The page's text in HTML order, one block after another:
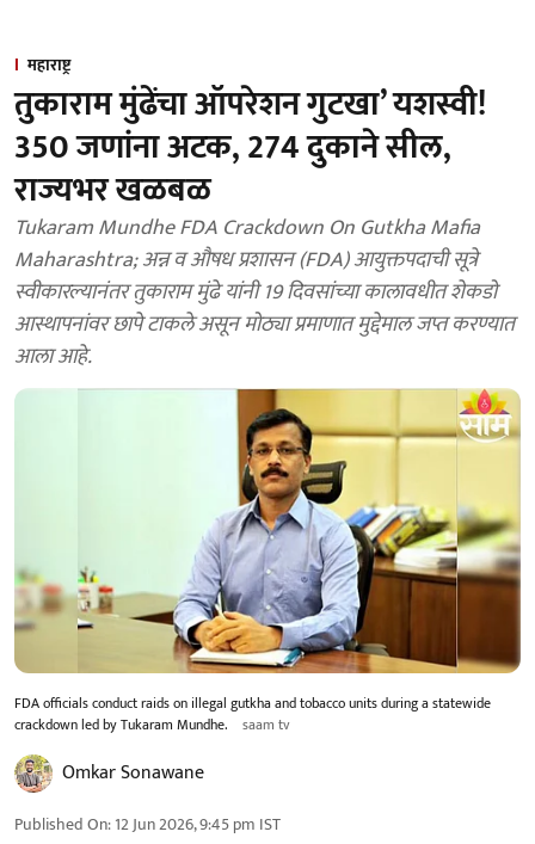
महाराष्ट्र
तुकाराम मुंढेंचा ऑपरेशन गुटखा’ यशस्वी!
350 जणांना अटक, 274 दुकाने सील,
राज्यभर खळबळ
Tukaram Mundhe FDA Crackdown On Gutkha Mafia
Maharashtra; अन्न व औषध प्रशासन (FDA) आयुक्तपदाची सूत्रे
स्वीकारल्यानंतर तुकाराम मुंढे यांनी 19 दिवसांच्या कालावधीत शेकडो
आस्थापनांवर छापे टाकले असून मोठ्या प्रमाणात मुद्देमाल जप्त करण्यात
आला आहे.
FDA officials conduct raids on illegal gutkha and tobacco units during a statewide
crackdown led by Tukaram Mundhe.
saam tv
Omkar Sonawane
Published On:12 Jun 2026, 9:45 pm IST